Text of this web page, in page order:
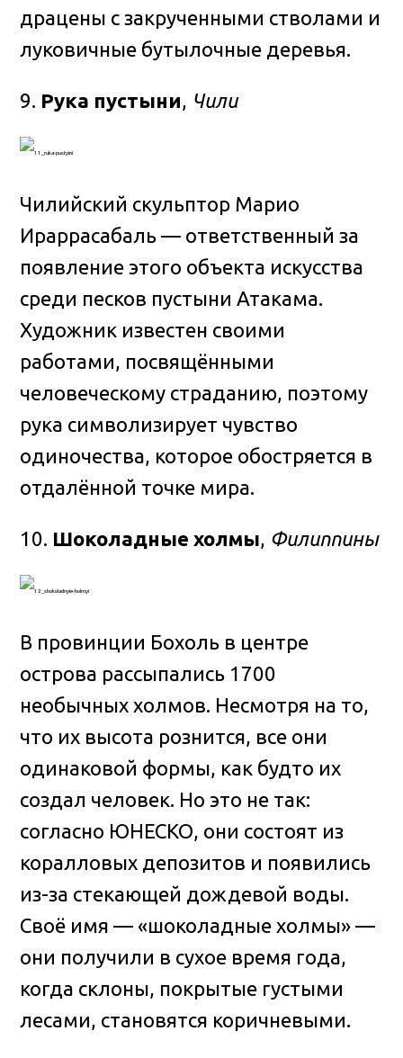
драцены с закрученными стволами и
луковичные бутылочные деревья.
9. Рука пустыни, Чили
Чилийский скульптор Марио
Ираррасабаль — ответственный за
появление этого объекта искусства
среди песков пустыни Атакама.
Художник известен своими
работами, посвящёнными
человеческому страданию, поэтому
рука символизирует чувство
одиночества, которое обостряется в
отдалённой точке мира.
10. Шоколадные холмы, Филиппины
В провинции Бохоль в центре
острова рассыпались 1700
необычных холмов. Несмотря на то,
что их высота рознится, все они
одинаковой формы, как будто их
создал человек. Но это не так:
согласно ЮНЕСКО, они состоят из
коралловых депозитов и появились
из-за стекающей дождевой воды.
Своё имя — «шоколадные холмы» —
они получили в сухое время года,
когда склоны, покрытые густыми
лесами, становятся коричневыми.